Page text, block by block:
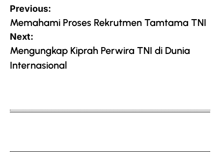
Post
navigation
Previous:
Memahami Proses Rekrutmen Tamtama TNI
Next:
Mengungkap Kiprah Perwira TNI di Dunia
Internasional